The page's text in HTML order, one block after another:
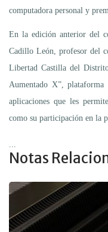
computadora personal y
En la edición anterior del
Cadillo León, profesor del
Libertad Castilla del
Aumentado X”, plataforma
aplicaciones que les
como su participación en la
Notas